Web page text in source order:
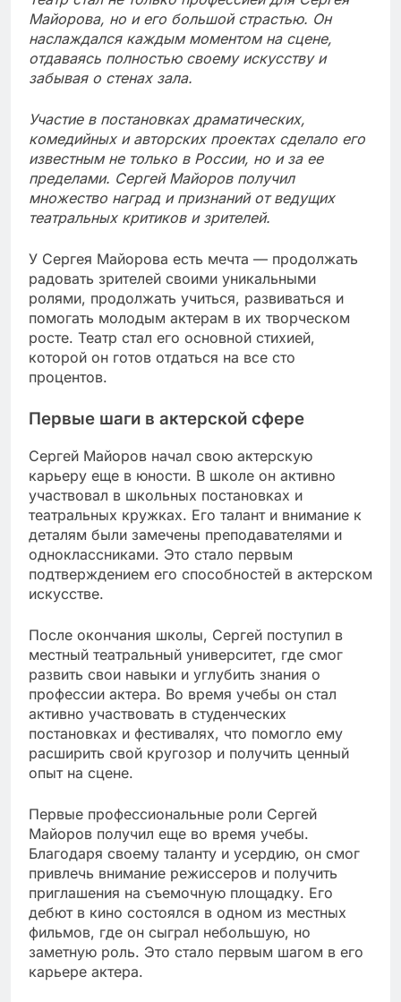
Майорова, но и его большой страстью. Он
наслаждался каждым моментом на сцене,
отдаваясь полностью своему искусству и
забывая о стенах зала.
Участие в постановках драматических,
комедийных и авторских проектах сделало его
известным не только в России, но и за ее
пределами. Сергей Майоров получил
множество наград и признаний от ведущих
театральных критиков и зрителей.
У Сергея Майорова есть мечта — продолжать
радовать зрителей своими уникальными
ролями, продолжать учиться, развиваться и
помогать молодым актерам в их творческом
росте. Театр стал его основной стихией,
которой он готов отдаться на все сто
процентов.
Первые шаги в актерской сфере
Сергей Майоров начал свою актерскую
карьеру еще в юности. В школе он активно
участвовал в школьных постановках и
театральных кружках. Его талант и внимание к
деталям были замечены преподавателями и
одноклассниками. Это стало первым
подтверждением его способностей в актерском
искусстве.
После окончания школы, Сергей поступил в
местный театральный университет, где смог
развить свои навыки и углубить знания о
профессии актера. Во время учебы он стал
активно участвовать в студенческих
постановках и фестивалях, что помогло ему
расширить свой кругозор и получить ценный
опыт на сцене.
Первые профессиональные роли Сергей
Майоров получил еще во время учебы.
Благодаря своему таланту и усердию, он смог
привлечь внимание режиссеров и получить
приглашения на съемочную площадку. Его
дебют в кино состоялся в одном из местных
фильмов, где он сыграл небольшую, но
заметную роль. Это стало первым шагом в его
карьере актера.